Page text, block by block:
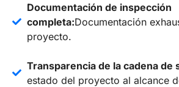
Documentación de inspección
completa:Documentación
proyecto.
Transparencia de la cadena de
estado del proyecto al alcance